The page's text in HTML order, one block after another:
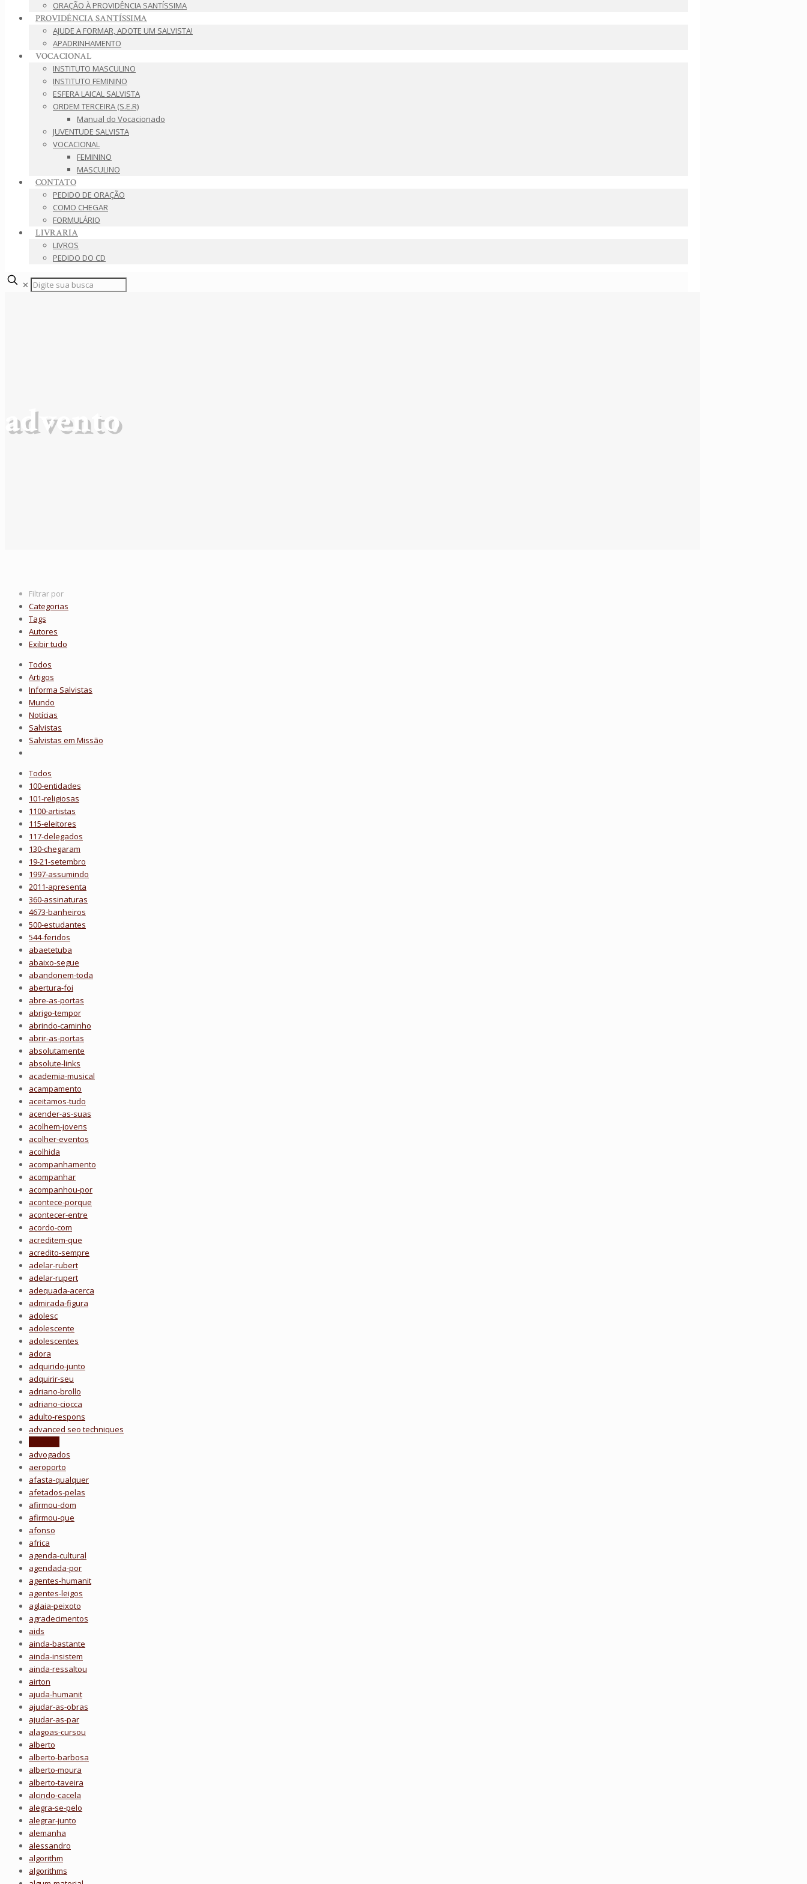
ORAÇÃO À PROVIDÊNCIA SANTÍSSIMA
PROVIDÊNCIA SANTÍSSIMA
AJUDE A FORMAR, ADOTE UM SALVISTA!
APADRINHAMENTO
VOCACIONAL
INSTITUTO MASCULINO
INSTITUTO FEMININO
ESFERA LAICAL SALVISTA
ORDEM TERCEIRA (S.E.R)
Manual do Vocacionado
JUVENTUDE SALVISTA
VOCACIONAL
FEMININO
MASCULINO
CONTATO
PEDIDO DE ORAÇÃO
COMO CHEGAR
FORMULÁRIO
LIVRARIA
LIVROS
PEDIDO DO CD
✕
advento
Filtrar por
Categorias
Tags
Autores
Exibir tudo
Todos
Artigos
Informa Salvistas
Mundo
Notícias
Salvistas
Salvistas em Missão
Todos
100-entidades
101-religiosas
1100-artistas
115-eleitores
117-delegados
130-chegaram
19-21-setembro
1997-assumindo
2011-apresenta
360-assinaturas
4673-banheiros
500-estudantes
544-feridos
abaetetuba
abaixo-segue
abandonem-toda
abertura-foi
abre-as-portas
abrigo-tempor
abrindo-caminho
abrir-as-portas
absolutamente
absolute-links
academia-musical
acampamento
aceitamos-tudo
acender-as-suas
acolhem-jovens
acolher-eventos
acolhida
acompanhamento
acompanhar
acompanhou-por
acontece-porque
acontecer-entre
acordo-com
acreditem-que
acredito-sempre
adelar-rubert
adelar-rupert
adequada-acerca
admirada-figura
adolesc
adolescente
adolescentes
adora
adquirido-junto
adquirir-seu
adriano-brollo
adriano-ciocca
adulto-respons
advanced seo techniques
advogados
aeroporto
afasta-qualquer
afetados-pelas
afirmou-dom
afirmou-que
afonso
africa
agenda-cultural
agendada-por
agentes-humanit
agentes-leigos
aglaia-peixoto
agradecimentos
aids
ainda-bastante
ainda-insistem
ainda-ressaltou
airton
ajuda-humanit
ajudar-as-obras
ajudar-as-par
alagoas-cursou
alberto
alberto-barbosa
alberto-moura
alberto-taveira
alcindo-cacela
alegra-se-pelo
alegrar-junto
alemanha
alessandro
algorithm
algorithms